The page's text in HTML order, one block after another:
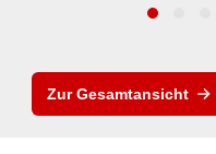
Zur Gesamtansicht